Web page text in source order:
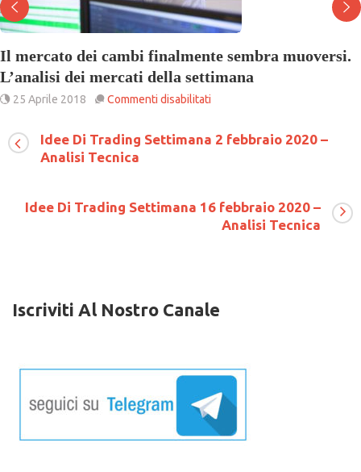
Il mercato dei cambi finalmente sembra muoversi.
L’analisi dei mercati della settimana
25 Aprile 2018 Commenti disabilitati
dei
muoversi.
L’analisi
dei
Idee Di Trading Settimana 2 febbraio 2020 –
Analisi Tecnica
Idee Di Trading Settimana 16 febbraio 2020 –
Analisi Tecnica
Iscriviti Al Nostro Canale